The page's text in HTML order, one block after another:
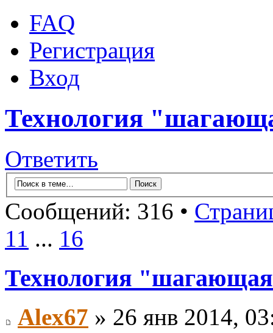
FAQ
Регистрация
Вход
Технология
Ответить
Сообщений: 316 •
11 ... 16
Технология
Alex67 » 26 янв 2014,